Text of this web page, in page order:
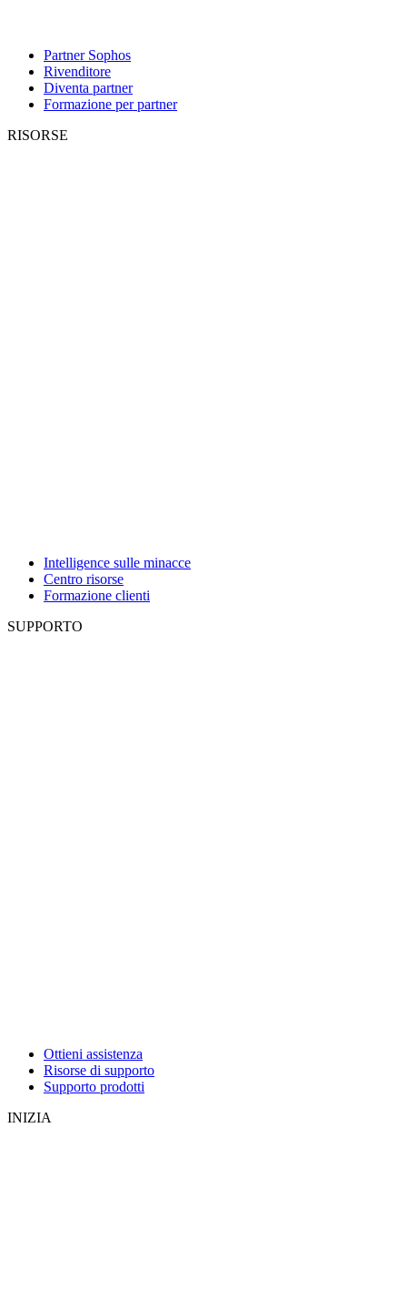
Partner Sophos
Rivenditore
Diventa partner
Formazione per partner
RISORSE
Intelligence sulle minacce
Centro risorse
Formazione clienti
SUPPORTO
Ottieni assistenza
Risorse di supporto
Supporto prodotti
INIZIA